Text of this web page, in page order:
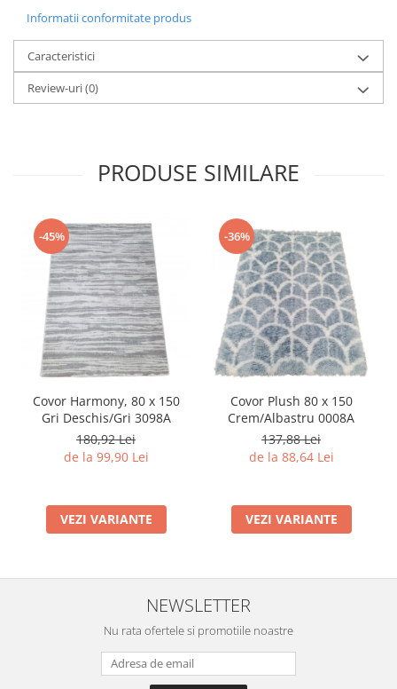
Informatii conformitate produs
Caracteristici
Review-uri(0)
PRODUSE SIMILARE
-45%
Covor Harmony, 80 x 150
Gri Deschis/Gri 3098A
180,92 Lei
de la 99,90 Lei
VEZI VARIANTE
-36%
Covor Plush 80 x 150
Crem/Albastru 0008A
137,88 Lei
de la 88,64 Lei
VEZI VARIANTE
NEWSLETTER
Nu rata ofertele si promotiile noastre